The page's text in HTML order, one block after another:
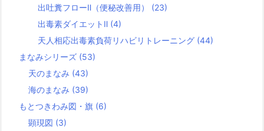
出吐糞フローⅡ（便秘改善用） (23)
出毒素ダイエットⅡ (4)
天人相応出毒素負荷リハビリトレーニング (44)
まなみシリーズ (53)
天のまなみ (43)
海のまなみ (39)
もとつきわみ図・旗 (6)
顕現図 (3)